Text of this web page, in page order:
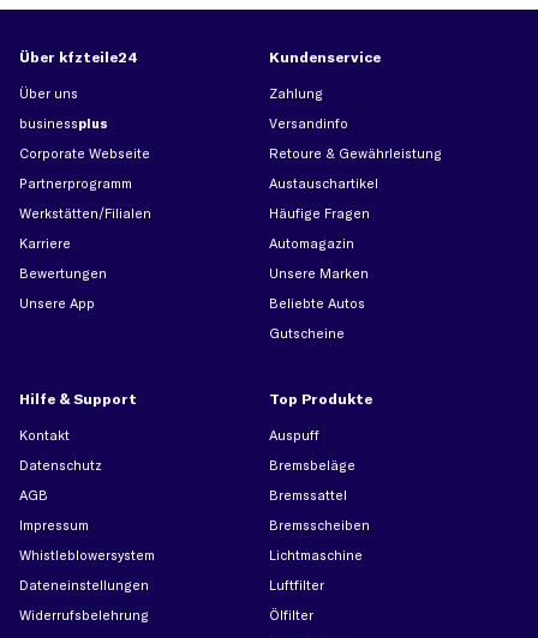
Über kfzteile24
Über uns
businessplus
Corporate Webseite
Partnerprogramm
Werkstätten/Filialen
Karriere
Bewertungen
Unsere App
Kundenservice
Zahlung
Versandinfo
Retoure & Gewährleistung
Austauschartikel
Häufige Fragen
Automagazin
Unsere Marken
Beliebte Autos
Gutscheine
Hilfe & Support
Kontakt
Datenschutz
AGB
Impressum
Whistleblowersystem
Dateneinstellungen
Widerrufsbelehrung
Top Produkte
Auspuff
Bremsbeläge
Bremssattel
Bremsscheiben
Lichtmaschine
Luftfilter
Ölfilter